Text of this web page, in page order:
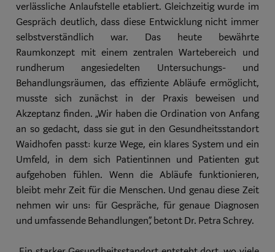
verlässliche Anlaufstelle etabliert. Gleichzeitig wurde im
Gespräch deutlich, dass diese Entwicklung nicht immer
selbstverständlich war. Das heute bewährte
Raumkonzept mit einem zentralen Wartebereich und
rundherum angesiedelten Untersuchungs- und
Behandlungsräumen, das effiziente Abläufe ermöglicht,
musste sich zunächst in der Praxis beweisen und
Akzeptanz finden. „Wir haben die Ordination von Anfang
an so gedacht, dass sie gut in den Gesundheitsstandort
Waidhofen passt: kurze Wege, ein klares System und ein
Umfeld, in dem sich Patientinnen und Patienten gut
aufgehoben fühlen. Wenn die Abläufe funktionieren,
bleibt mehr Zeit für die Menschen. Und genau diese Zeit
nehmen wir uns: für Gespräche, für genaue Diagnosen
und umfassende Behandlungen“, betont Dr. Petra Schrey.